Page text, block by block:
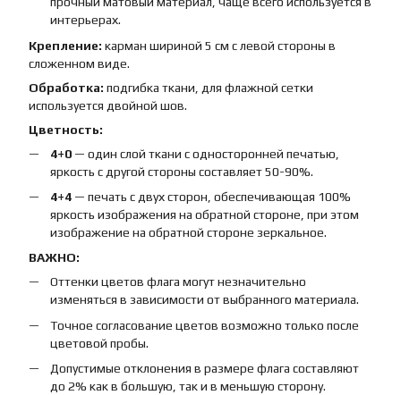
интерьерах.
Крепление: карман шириной 5 см с левой стороны в
сложенном виде.
Обработка: подгибка ткани, для флажной сетки
используется двойной шов.
Цветность:
4+0 — один слой ткани с односторонней печатью,
яркость с другой стороны составляет 50-90%.
4+4 — печать с двух сторон, обеспечивающая 100%
яркость изображения на обратной стороне, при этом
изображение на обратной стороне зеркальное.
ВАЖНО:
Оттенки цветов флага могут незначительно
изменяться в зависимости от выбранного материала.
Точное согласование цветов возможно только после
цветовой пробы.
Допустимые отклонения в размере флага составляют
до 2% как в большую, так и в меньшую сторону.